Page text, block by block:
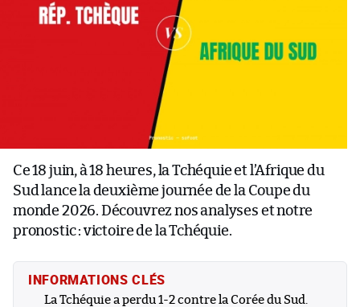
Ce 18 juin, à 18 heures, la Tchéquie et l’Afrique du
Sud lance la deuxième journée de la Coupe du
monde 2026. Découvrez nos analyses et notre
pronostic : victoire de la Tchéquie.
INFORMATIONS CLÉS
La Tchéquie a perdu 1-2 contre la Corée du Sud.